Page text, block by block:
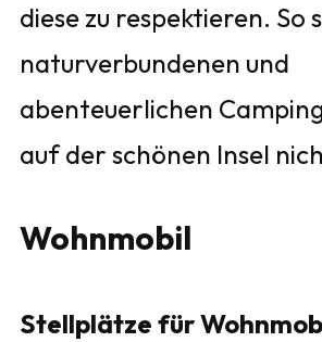
diese zu respektieren. So
naturverbundenen und
abenteuerlichen
auf der schönen Insel
Wohnmobil
Stellplätze für